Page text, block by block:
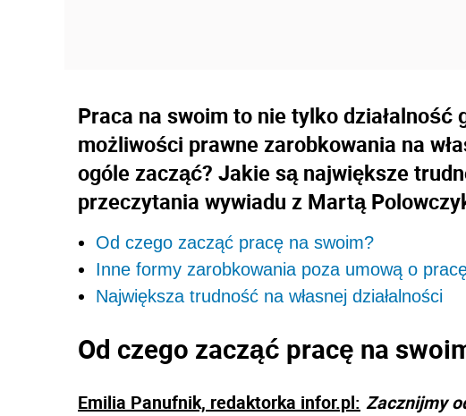
Praca na swoim to nie tylko działalność
możliwości prawne zarobkowania na
ogóle zacząć? Jakie są największe
przeczytania wywiadu z Martą
Od czego zacząć pracę na swoim?
Inne formy zarobkowania poza umową o
Największa trudność na własnej działalności
Od czego zacząć pracę na
Emilia Panufnik, redaktorka infor.pl: Zacznijmy